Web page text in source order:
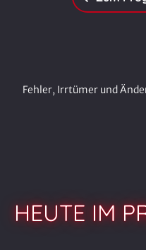
Fehler, Irrtümer und
HEUTE IM